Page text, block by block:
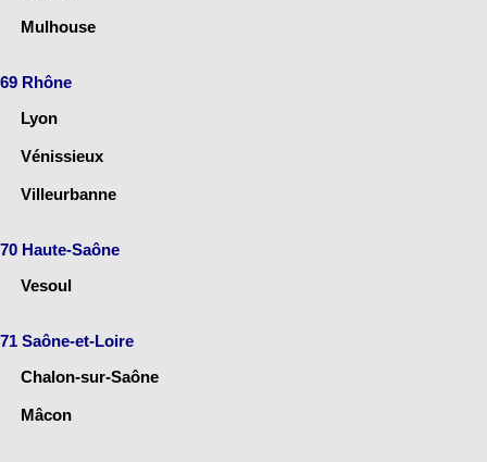
Mulhouse
69 Rhône
Lyon
Vénissieux
Villeurbanne
70 Haute-Saône
Vesoul
71 Saône-et-Loire
Chalon-sur-Saône
Mâcon